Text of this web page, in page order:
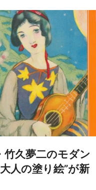
竹久夢二のモダン
人の塗り絵”が新